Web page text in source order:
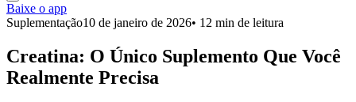
Baixe o app
Suplementação10 de janeiro de 2026• 12 min de leitura
Creatina: O Único Suplemento Que Você
Realmente Precisa